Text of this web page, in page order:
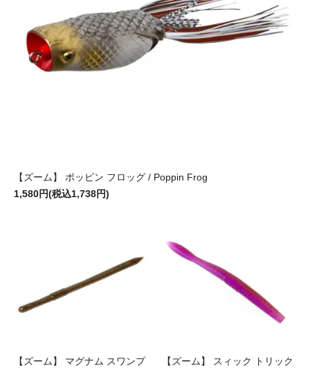
【ズーム】 ポッピン フロッグ / Poppin Frog
1,580円(税込1,738円)
【ズーム】 マグナム スワンプ
【ズーム】 スィック トリック